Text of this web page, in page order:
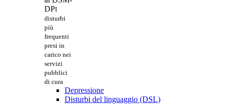
DPI
disturbi
più
frequenti
presi in
carico nei
servizi
pubblici
di cura
Depressione
Disturbi del linguaggio (DSL)